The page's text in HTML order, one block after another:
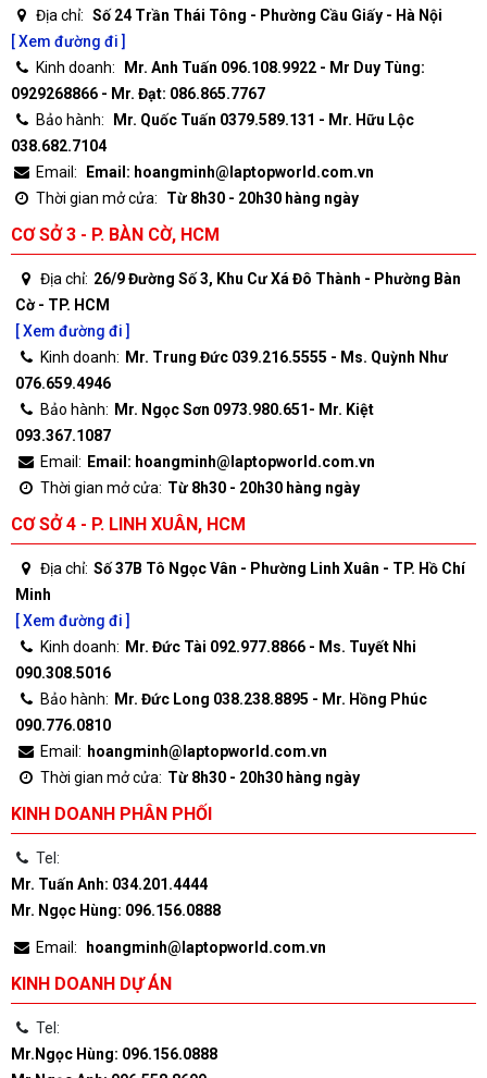
Địa chỉ: Số 24 Trần Thái Tông - Phường Cầu Giấy - Hà Nội
[ Xem đường đi ]
Kinh doanh:
Mr. Anh Tuấn 096.108.9922 - Mr Duy Tùng:
0929268866 - Mr. Đạt: 086.865.7767
Bảo hành:
Mr. Quốc Tuấn 0379.589.131 - Mr. Hữu Lộc
038.682.7104
Email:
Email: hoangminh@laptopworld.com.vn
Thời gian mở cửa:
Từ 8h30 - 20h30 hàng ngày
CƠ SỞ 3 - P. BÀN CỜ, HCM
Địa chỉ: 26/9 Đường Số 3, Khu Cư Xá Đô Thành - Phường Bàn
Cờ - TP. HCM
[ Xem đường đi ]
Kinh doanh: Mr. Trung Đức 039.216.5555 - Ms. Quỳnh Như
076.659.4946
Bảo hành: Mr. Ngọc Sơn 0973.980.651- Mr. Kiệt
093.367.1087
Email: Email: hoangminh@laptopworld.com.vn
Thời gian mở cửa: Từ 8h30 - 20h30 hàng ngày
CƠ SỞ 4 - P. LINH XUÂN, HCM
Địa chỉ: Số 37B Tô Ngọc Vân - Phường Linh Xuân - TP. Hồ Chí
Minh
[ Xem đường đi ]
Kinh doanh: Mr. Đức Tài 092.977.8866 - Ms. Tuyết Nhi
090.308.5016
Bảo hành: Mr. Đức Long 038.238.8895 - Mr. Hồng Phúc
090.776.0810
Email: hoangminh@laptopworld.com.vn
Thời gian mở cửa: Từ 8h30 - 20h30 hàng ngày
KINH DOANH PHÂN PHỐI
Tel:
Mr. Tuấn Anh: 034.201.4444
Mr. Ngọc Hùng: 096.156.0888
Email: hoangminh@laptopworld.com.vn
KINH DOANH DỰ ÁN
Tel:
Mr.Ngọc Hùng: 096.156.0888